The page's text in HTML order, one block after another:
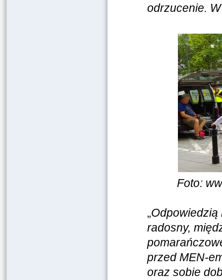
odrzucenie.
Foto:
„Odpowiedzią
radosny,
przed MEN-
oraz sobie